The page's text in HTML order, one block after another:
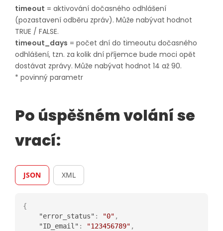
timeout = aktivování dočasného odhlášení
(pozastavení odběru zpráv). Může nabývat hodnot
TRUE / FALSE.
timeout_days = počet dní do timeoutu dočasného
odhlášení, tzn. za kolik dní příjemce bude moci opět
dostávat zprávy. Může nabývat hodnot 14 až 90.
* povinný parametr
Po úspěšném volání se
vrací:
JSON XML
{
"error_status" : "0" ,
"ID_email" : "123456789" ,